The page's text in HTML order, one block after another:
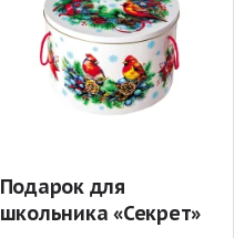
Подарок для
школьника «Секрет»